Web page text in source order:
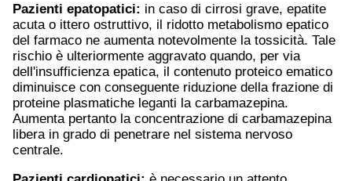
Pazienti epatopatici: in caso di cirrosi grave, epatite
acuta o ittero ostruttivo, il ridotto metabolismo epatico
del farmaco ne aumenta notevolmente la tossicità. Tale
rischio è ulteriormente aggravato quando, per via
dell'insufficienza epatica, il contenuto proteico ematico
diminuisce con conseguente riduzione della frazione di
proteine plasmatiche leganti la carbamazepina.
Aumenta pertanto la concentrazione di carbamazepina
libera in grado di penetrare nel sistema nervoso
centrale.